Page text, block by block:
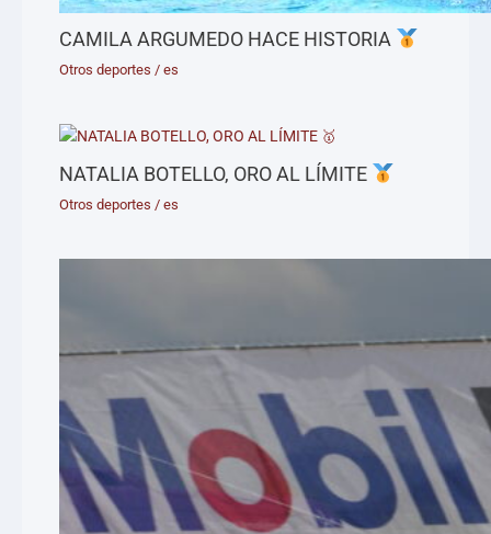
CAMILA ARGUMEDO HACE HISTORIA
Otros deportes /es
NATALIA BOTELLO, ORO AL LÍMITE
Otros deportes /es